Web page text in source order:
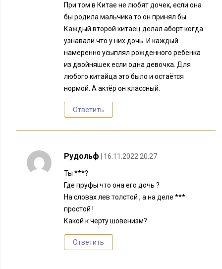
При том в Китае не любят дочек, если она
бы родила мальчика то он принял бы.
Каждый второй китаец делал аборт когда
узнавали что у них дочь. И каждый
намеренно усыплял рожденного ребёнка
из двойняшек если одна девочка. Для
любого китайца это было и остаётся
нормой. А актёр он классный.
Ответить
Рудольф | 16.11.2022 20:27
Ты ***?
Где пруфы что она его дочь ?
На словах лев толстой , а на деле ***
простой !
Какой к черту шовенизм?
Ответить